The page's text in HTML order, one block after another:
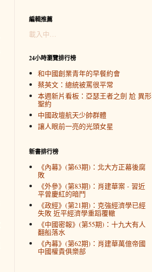
編輯推薦
載入中…
24小時瀏覽排行榜
和中國創業青年的早餐約會
蔡英文：總統被罵很平常
本週新片看板：亞瑟王者之劍 尬 異形
聖約
中國政壇航天少帥群體
讓人眼前一亮的光頭女星
新書排行榜
《內幕》(第63期)：北大方正幕後腐
敗
《外參》(第83期)：肖建華案 - 習近
平曾慶紅的暗鬥
《政經》(第21期)：克強經濟學已經
失敗 近平經濟學重蹈覆轍
《中國密報》(第55期)：十九大有人
翻船落水
《內幕》(第62期)：肖建華萬億帝國
中國權貴俱樂部